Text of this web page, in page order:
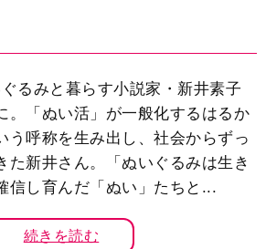
るみと暮らす小説家・新井素子
。「ぬい活」が一般化するはるか
う呼称を生み出し、社会からずっ
た新井さん。「ぬいぐるみは生き
信し育んだ「ぬい」たちと...
続きを読む